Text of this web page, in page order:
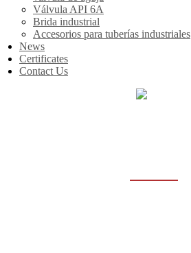
Válvula API 6A
Brida industrial
Accesorios para tuberías industriales
News
Certificates
Contact Us